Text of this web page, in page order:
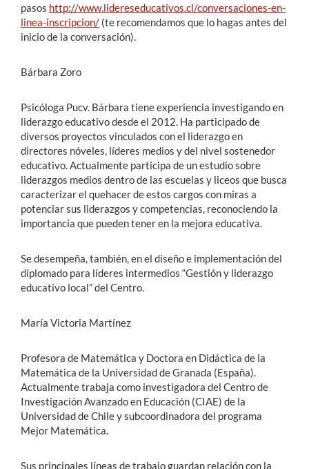
pasos http://www.lidereseducativos.cl/conversaciones-en-
linea-inscripcion/ (te recomendamos que lo hagas antes del
inicio de la conversación).
Bárbara Zoro
Psicóloga Pucv. Bárbara tiene experiencia investigando en
liderazgo educativo desde el 2012. Ha participado de
diversos proyectos vinculados con el liderazgo en
directores nóveles, líderes medios y del nivel sostenedor
educativo. Actualmente participa de un estudio sobre
liderazgos medios dentro de las escuelas y liceos que busca
caracterizar el quehacer de estos cargos con miras a
potenciar sus liderazgos y competencias, reconociendo la
importancia que pueden tener en la mejora educativa.
Se desempeña, también, en el diseño e implementación del
diplomado para líderes intermedios “Gestión y liderazgo
educativo local” del Centro.
María Victoria Martínez
Profesora de Matemática y Doctora en Didáctica de la
Matemática de la Universidad de Granada (España).
Actualmente trabaja como investigadora del Centro de
Investigación Avanzado en Educación (CIAE) de la
Universidad de Chile y subcoordinadora del programa
Mejor Matemática.
Sus principales líneas de trabajo guardan relación con la